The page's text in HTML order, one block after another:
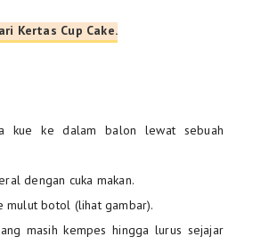
Kertas Cup Cake.
kue ke dalam balon lewat sebuah
dengan cuka makan.
mulut botol (lihat gambar).
masih kempes hingga lurus sejajar